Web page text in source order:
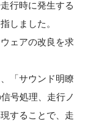
行時に発生する
しました。
ェアの改良を求
「サウンド明瞭
号処理、走行ノ
することで、走